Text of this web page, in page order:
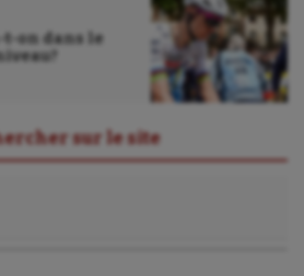
t-on dans le
sur le site